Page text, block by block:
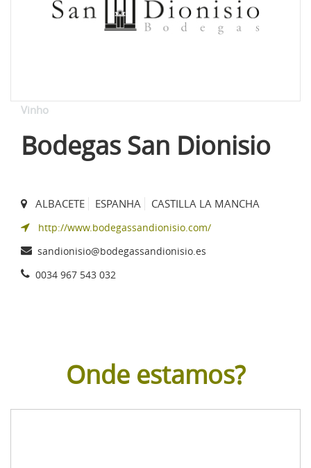
Vinho
Bodegas San Dionisio
ALBACETE ESPANHA CASTILLA LA MANCHA
http://www.bodegassandionisio.com/
sandionisio@bodegassandionisio.es
0034 967 543 032
Onde estamos?